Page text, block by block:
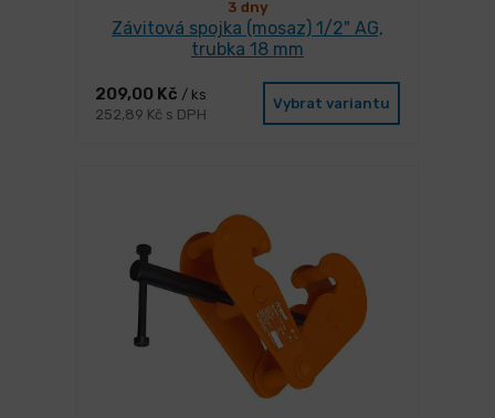
3 dny
Závitová spojka (mosaz) 1/2" AG,
trubka 18 mm
209,00 Kč / ks
252,89 Kč s DPH
Vybrat variantu